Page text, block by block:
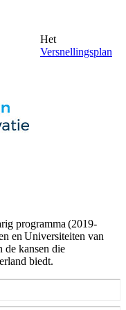
Het
Versnellingsplan
programma (2019-
en Universiteiten van
de kansen die
biedt.